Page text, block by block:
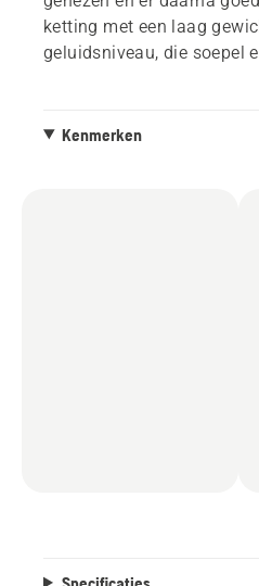
ketting met een laag
geluidsniveau, die soepel
geleiderail.
Kenmerken